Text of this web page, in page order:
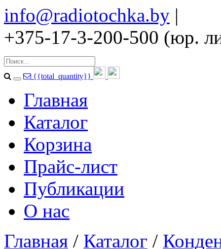
info@radiotochka.by |
+375-17-3-200-500 (юр.
{{total_quantity}}
Главная
Каталог
Корзина
Прайс-лист
Публикации
О нас
Главная / Каталог /